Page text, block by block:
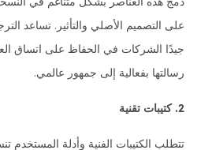
على التصميم الأصلي والتأثير. تساعد
جيدًا الشركات في الحفاظ على اتساق
رسالتها بفعالية إلى جمهور عالمي.
2. كتيبات تقنية
تتطلب الكتيبات الفنية وأدلة المستخدم